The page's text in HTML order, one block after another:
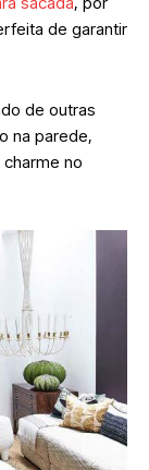
de garantir
de outras
na parede,
no